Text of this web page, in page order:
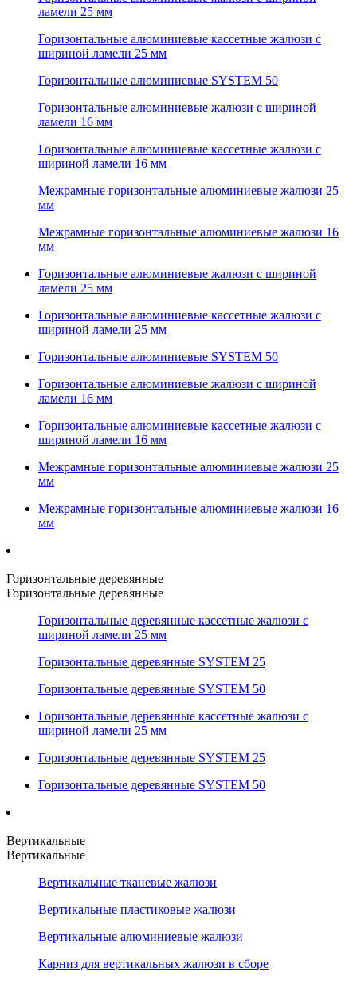
ламели 25 мм
Горизонтальные алюминиевые кассетные жалюзи с
шириной ламели 25 мм
Горизонтальные алюминиевые SYSTEM 50
Горизонтальные алюминиевые жалюзи с шириной
ламели 16 мм
Горизонтальные алюминиевые кассетные жалюзи с
шириной ламели 16 мм
Межрамные горизонтальные алюминиевые жалюзи 25
мм
Межрамные горизонтальные алюминиевые жалюзи 16
мм
Горизонтальные алюминиевые жалюзи с шириной
ламели 25 мм
Горизонтальные алюминиевые кассетные жалюзи с
шириной ламели 25 мм
Горизонтальные алюминиевые SYSTEM 50
Горизонтальные алюминиевые жалюзи с шириной
ламели 16 мм
Горизонтальные алюминиевые кассетные жалюзи с
шириной ламели 16 мм
Межрамные горизонтальные алюминиевые жалюзи 25
мм
Межрамные горизонтальные алюминиевые жалюзи 16
мм
Горизонтальные деревянные
Горизонтальные деревянные
Горизонтальные деревянные кассетные жалюзи с
шириной ламели 25 мм
Горизонтальные деревянные SYSTEM 25
Горизонтальные деревянные SYSTEM 50
Горизонтальные деревянные кассетные жалюзи с
шириной ламели 25 мм
Горизонтальные деревянные SYSTEM 25
Горизонтальные деревянные SYSTEM 50
Вертикальные
Вертикальные
Вертикальные тканевые жалюзи
Вертикальные пластиковые жалюзи
Вертикальные алюминиевые жалюзи
Карниз для вертикальных жалюзи в сборе